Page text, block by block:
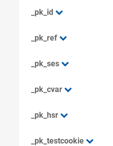
_pk_id
_pk_ref
_pk_ses
_pk_cvar
_pk_hsr
_pk_testcookie